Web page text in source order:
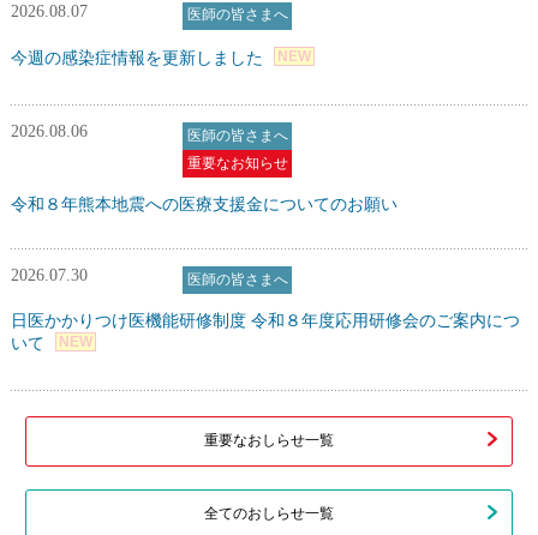
日州医事
宮崎県医師会医学会誌
専門医共通講習会について
医師資格証について
様式・掲示物ダウンロード
関連リンク
助成事業案内
准看護師を目指しませんか
医療情報コーナー
会議室の貸与について
2026.08.07 医師の皆さまへ
今週の感染症情報を更新しました NEW
2026.08.06
医師の皆さまへ
重要なお知らせ
令和８年熊本地震への医療支援金についてのお願い
2026.07.30 医師の皆さまへ
日医かかりつけ医機能研修制度 令和８年度応用研修会のご案内につ
いて
NEW
重要なおしらせ一覧
全てのおしらせ一覧